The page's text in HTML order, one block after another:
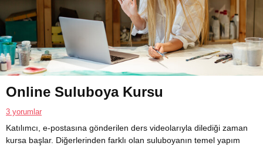
Online Suluboya Kursu
3 yorumlar
Katılımcı, e-postasına gönderilen ders videolarıyla dilediği zaman
kursa başlar. Diğerlerinden farklı olan suluboyanın temel yapım